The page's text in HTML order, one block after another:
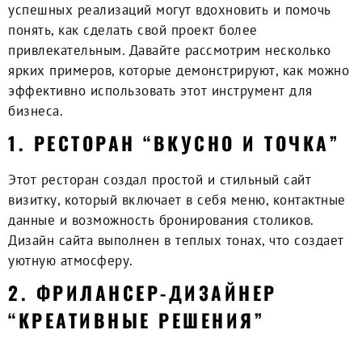
успешных реализаций могут вдохновить и помочь
понять, как сделать свой проект более
привлекательным. Давайте рассмотрим несколько
ярких примеров, которые демонстрируют, как можно
эффективно использовать этот инструмент для
бизнеса.
1. РЕСТОРАН “ВКУСНО И ТОЧКА”
Этот ресторан создал простой и стильный сайт
визитку, который включает в себя меню, контактные
данные и возможность бронирования столиков.
Дизайн сайта выполнен в теплых тонах, что создает
уютную атмосферу.
2. ФРИЛАНСЕР-ДИЗАЙНЕР
“КРЕАТИВНЫЕ РЕШЕНИЯ”